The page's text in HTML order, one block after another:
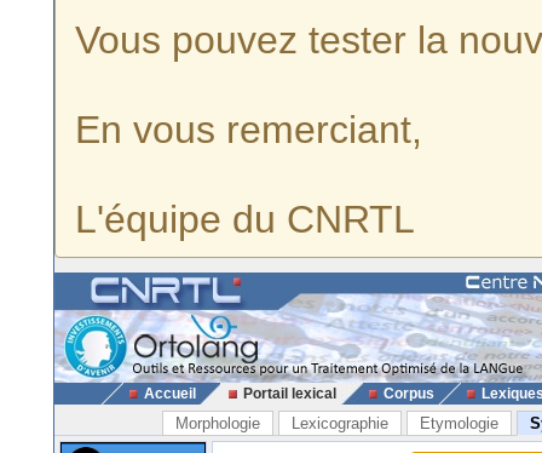
Vous pouvez tester la
En vous remerciant,
L'équipe du CNRTL
Accueil Portail lexical Corpus
Morphologie Lexicographie Etymologie